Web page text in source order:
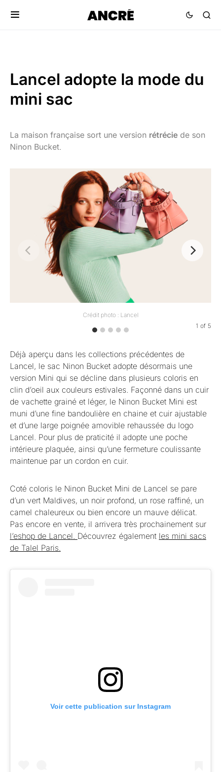
Lancel adopte la mode du
mini sac
La maison française sort une version rétrécie de son
Ninon Bucket.
Crédit photo : Lancel
1 of 5
Déjà aperçu dans les collections précédentes de
Lancel, le sac Ninon Bucket adopte désormais une
version Mini qui se décline dans plusieurs coloris en
clin d’oeil aux couleurs estivales. Façonné dans un cuir
de vachette grainé et léger, le Ninon Bucket Mini est
muni d’une fine bandoulière en chaine et cuir ajustable
et d’une large poignée amovible rehaussée du logo
Lancel. Pour plus de praticité il adopte une poche
intérieure plaquée, ainsi qu’une fermeture coulissante
maintenue par un cordon en cuir.
Coté coloris le Ninon Bucket Mini de Lancel se pare
d’un vert Maldives, un noir profond, un rose raffiné, un
camel chaleureux ou bien encore un mauve délicat.
Pas encore en vente, il arrivera très prochainement sur
l’eshop de Lancel. Découvrez également les mini sacs
de Talel Paris.
Voir cette publication sur Instagram